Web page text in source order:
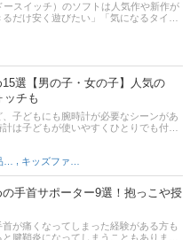
ースイッチ）のソフトは人気作や新作が
だけ安く遊びたい」「気になるタイト
、中古ソフトを探す方も増えていま
中古はやめたほうがいい？」「中古カ
「中古ソフトは危険ではないの？」と
せん。実際、中古のSwitchソフトには
トがある反面、購入先や商品の状態に
あります。この記事では、Nintendo
メリット・デメリット、失敗しない選
説。さらに、中古でも人気の高いおす
一覧表や通販サイトの最新人気ランキ
ソフトを安心して購入したい」という
て参考にしてください。
選【男の子・女の子】人気の
ッチも
子どもにも腕時計が必要なシーンがあ
は子どもが使いやすくひとりでも付け
もの。防水性能、GPSなど機能面も気
記事では、子ども用腕時計の選び方
スなどの人気メーカーからおすすめの
スマートウォッチ）別に紹介！ ママた
チオシする商品も口コミ付きで掲載し
ントにも人気の腕時計も厳選していま
どの通販サイトの最新人気ランキング
ックしてくださいね。
手首サポーター9選！抱っこや授
が痛くなってしまった経験がある方も
腱鞘炎になってしまうこともありま